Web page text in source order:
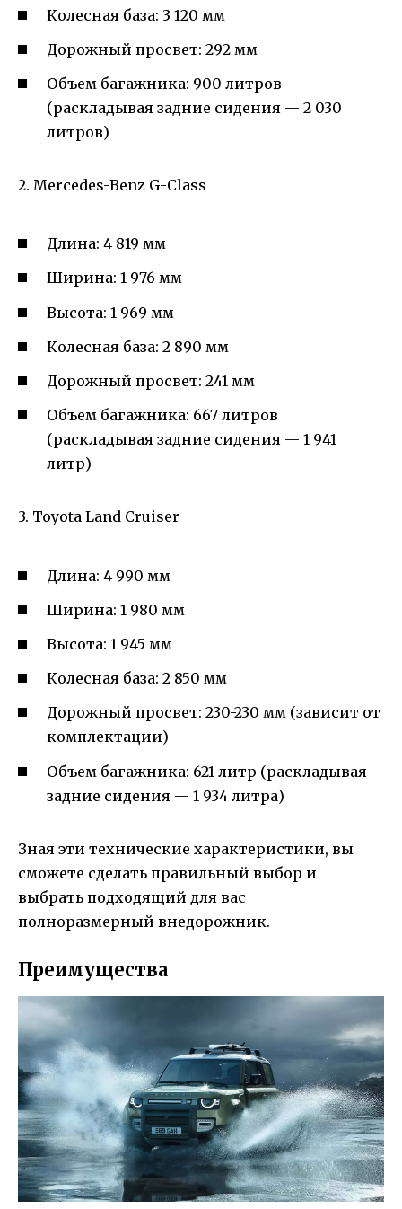
Колесная база: 3 120 мм
Дорожный просвет: 292 мм
Объем багажника: 900 литров
(раскладывая задние сидения — 2 030
литров)
2. Mercedes-Benz G-Class
Длина: 4 819 мм
Ширина: 1 976 мм
Высота: 1 969 мм
Колесная база: 2 890 мм
Дорожный просвет: 241 мм
Объем багажника: 667 литров
(раскладывая задние сидения — 1 941
литр)
3. Toyota Land Cruiser
Длина: 4 990 мм
Ширина: 1 980 мм
Высота: 1 945 мм
Колесная база: 2 850 мм
Дорожный просвет: 230-230 мм (зависит от
комплектации)
Объем багажника: 621 литр (раскладывая
задние сидения — 1 934 литра)
Зная эти технические характеристики, вы
сможете сделать правильный выбор и
выбрать подходящий для вас
полноразмерный внедорожник.
Преимущества